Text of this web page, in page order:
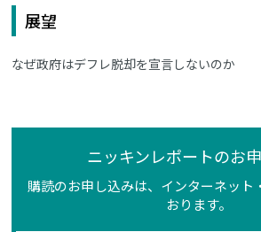
展望
なぜ政府はデフレ脱却を宣言しないのか
ニッキンレポートのお
購読のお申し込みは、インターネット
おります。